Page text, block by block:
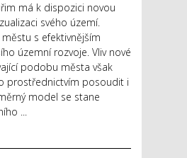
má k dispozici novou
svého území.
s efektivnějším
územní rozvoje. Vliv nové
podobu města však
prostřednictvím posoudit i
model se stane
...